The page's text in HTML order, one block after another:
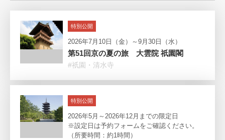
特別公開
2026年7月10日（金）～9月30日（水）
第51回京の夏の旅 大雲院 祇園閣
#祇園・清水寺
特別公開
2026年5月～2026年12月までの限定日
※設定日は予約フォームをご確認ください。
（所要時間：約1時間）